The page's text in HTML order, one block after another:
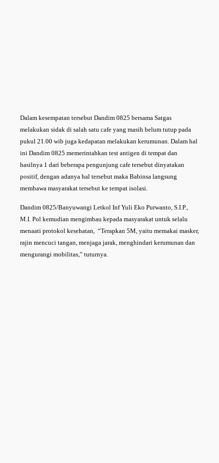
Dalam kesempatan tersebut Dandim 0825 bersama Satgas
melakukan sidak di salah satu cafe yang masih belum tutup pada
pukul 21.00 wib juga kedapatan melakukan kerumunan. Dalam hal
ini Dandim 0825 memerintahkan test antigen di tempat dan
hasilnya 1 dari beberapa pengunjung cafe tersebut dinyatakan
positif, dengan adanya hal tersebut maka Babinsa langsung
membawa masyarakat tersebut ke tempat isolasi.
Dandim 0825/Banyuwangi Letkol Inf Yuli Eko Purwanto, S.I.P.,
M.I. Pol kemudian mengimbau kepada masyarakat untuk selalu
menaati protokol kesehatan, “Terapkan 5M, yaitu memakai masker,
rajin mencuci tangan, menjaga jarak, menghindari kerumunan dan
mengurangi mobilitas,” tuturnya.